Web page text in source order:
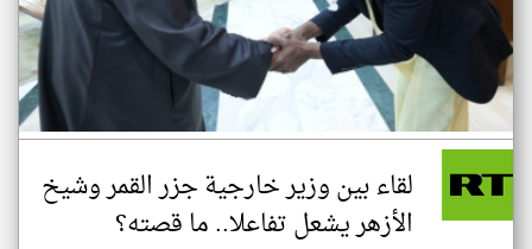
لقاء بين وزير خارجية جزر القمر وشيخ
الأزهر يشعل تفاعلا.. ما قصته؟